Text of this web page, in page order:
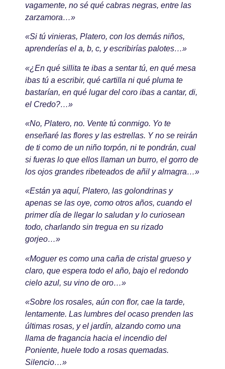
vagamente, no sé qué cabras negras, entre las
zarzamora…»
«Si tú vinieras, Platero, con los demás niños,
aprenderías el a, b, c, y escribirías palotes…»
«¿En qué sillita te ibas a sentar tú, en qué mesa
ibas tú a escribir, qué cartilla ni qué pluma te
bastarían, en qué lugar del coro ibas a cantar, di,
el Credo?…»
«No, Platero, no. Vente tú conmigo. Yo te
enseñaré las flores y las estrellas. Y no se reirán
de ti como de un niño torpón, ni te pondrán, cual
si fueras lo que ellos llaman un burro, el gorro de
los ojos grandes ribeteados de añil y almagra…»
«Están ya aquí, Platero, las golondrinas y
apenas se las oye, como otros años, cuando el
primer día de llegar lo saludan y lo curiosean
todo, charlando sin tregua en su rizado
gorjeo…»
«Moguer es como una caña de cristal grueso y
claro, que espera todo el año, bajo el redondo
cielo azul, su vino de oro…»
«Sobre los rosales, aún con flor, cae la tarde,
lentamente. Las lumbres del ocaso prenden las
últimas rosas, y el jardín, alzando como una
llama de fragancia hacia el incendio del
Poniente, huele todo a rosas quemadas.
Silencio…»